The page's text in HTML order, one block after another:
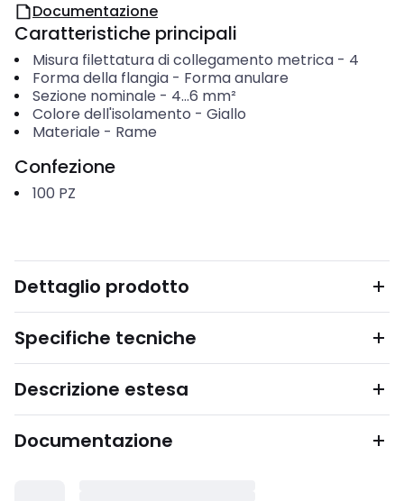
Documentazione
Caratteristiche principali
Misura filettatura di collegamento metrica- 4
Forma della flangia- Forma anulare
Sezione nominale - 4...6 mm²
Colore dell'isolamento - Giallo
Materiale - Rame
Confezione
100 PZ
Dettaglio prodotto
Specifiche tecniche
Descrizione estesa
Documentazione